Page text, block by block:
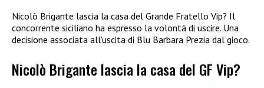
Nicolò Brigante lascia la casa del Grande Fratello Vip? Il
concorrente siciliano ha espresso la volontà di uscire. Una
decisione associata all’uscita di Blu Barbara Prezia dal gioco.
Nicolò Brigante lascia la casa del GF Vip?